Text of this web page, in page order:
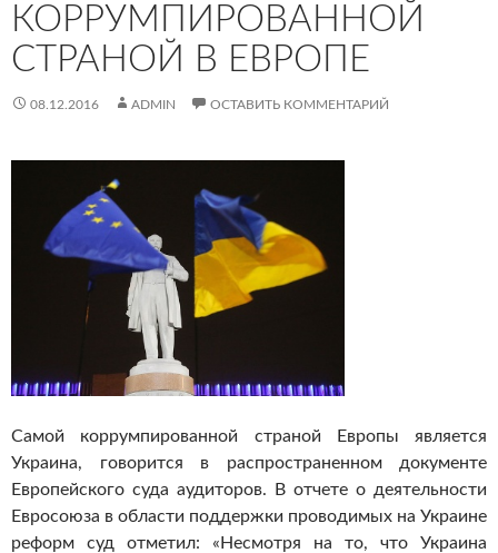
КОРРУМПИРОВАННОЙ
СТРАНОЙ В ЕВРОПЕ
08.12.2016 ADMIN ОСТАВИТЬ КОММЕНТАРИЙ
Самой коррумпированной страной Европы является
Украина, говорится в распространенном документе
Европейского суда аудиторов. В отчете о деятельности
Евросоюза в области поддержки проводимых на Украине
реформ суд отметил: «Несмотря на то, что Украина